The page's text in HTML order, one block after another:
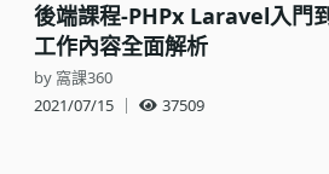
後端課程-PHPx Laravel入門
工作內容全面解析
by 窩課360
2021/07/15 ｜ 37509